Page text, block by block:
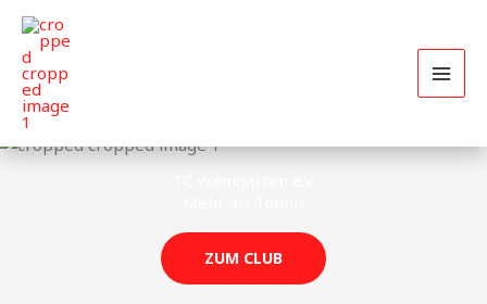
Zum
Inhalt
springen
ZUM CLUB